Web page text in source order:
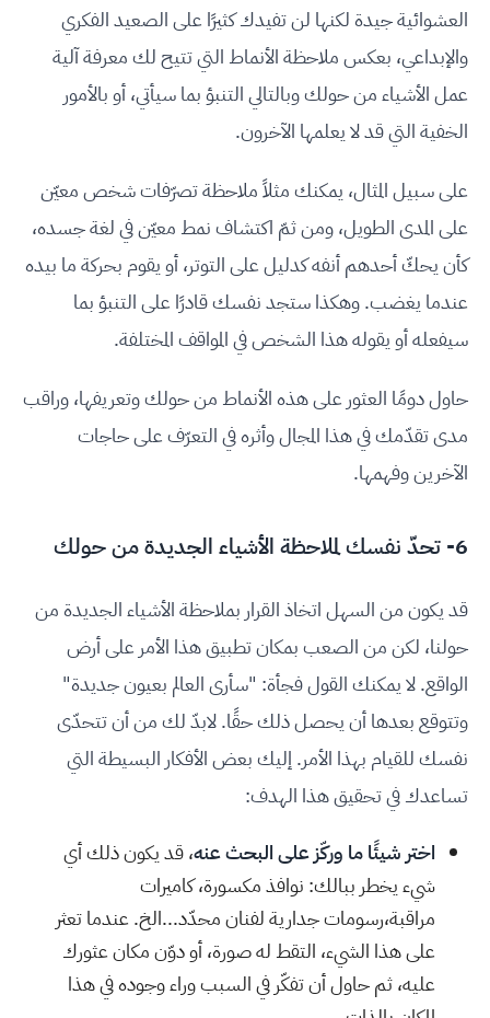
العشوائية جيدة لكنها لن تفيدك كثيرًا على الصعيد الفكري
والإبداعي، بعكس ملاحظة الأنماط التي تتيح لك معرفة آلية
عمل الأشياء من حولك وبالتالي التنبؤ بما سيأتي، أو بالأمور
الخفية التي قد لا يعلمها الآخرون.
على سبيل المثال، يمكنك مثلاً ملاحظة تصرّفات شخص معيّن
على المدى الطويل، ومن ثمّ اكتشاف نمط معيّن في لغة جسده،
كأن يحكّ أحدهم أنفه كدليل على التوتر، أو يقوم بحركة ما بيده
عندما يغضب. وهكذا ستجد نفسك قادرًا على التنبؤ بما
سيفعله أو يقوله هذا الشخص في المواقف المختلفة.
حاول دومًا العثور على هذه الأنماط من حولك وتعريفها، وراقب
مدى تقدّمك في هذا المجال وأثره في التعرّف على حاجات
الآخرين وفهمها.
6- تحدّ نفسك لملاحظة الأشياء الجديدة من حولك
قد يكون من السهل اتخاذ القرار بملاحظة الأشياء الجديدة من
حولنا، لكن من الصعب بمكان تطبيق هذا الأمر على أرض
الواقع. لا يمكنك القول فجأة: "سأرى العالم بعيون جديدة"
وتتوقع بعدها أن يحصل ذلك حقًا. لابدّ لك من أن تتحدّى
نفسك للقيام بهذا الأمر. إليك بعض الأفكار البسيطة التي
تساعدك في تحقيق هذا الهدف:
اختر شيئًا ما وركّز على البحث عنه، قد يكون ذلك أي
شيء يخطر ببالك: نوافذ مكسورة، كاميرات
مراقبة،رسومات جدارية لفنان محدّد...الخ. عندما تعثر
على هذا الشيء، التقط له صورة، أو دوّن مكان عثورك
عليه، ثم حاول أن تفكّر في السبب وراء وجوده في هذا